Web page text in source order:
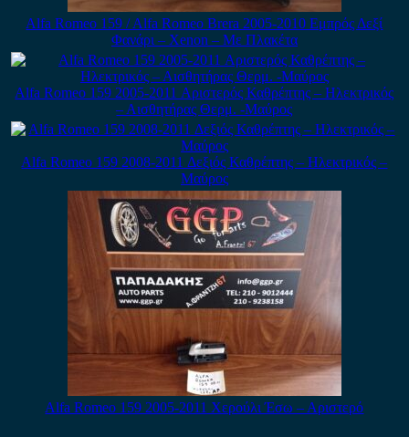
Alfa Romeo 159 / Alfa Romeo Brera 2005-2010 Εμπρός Δεξί
Φανάρι – Xenon – Με Πλακέτα
Alfa Romeo 159 2005-2011 Αριστερός Καθρέπτης – Ηλεκτρικός
– Αισθητήρας Θερμ. -Μαύρος
Alfa Romeo 159 2008-2011 Δεξιός Καθρέπτης – Ηλεκτρικός –
Μαύρος
Alfa Romeo 159 2005-2011 Χερούλι Έσω – Αριστερό